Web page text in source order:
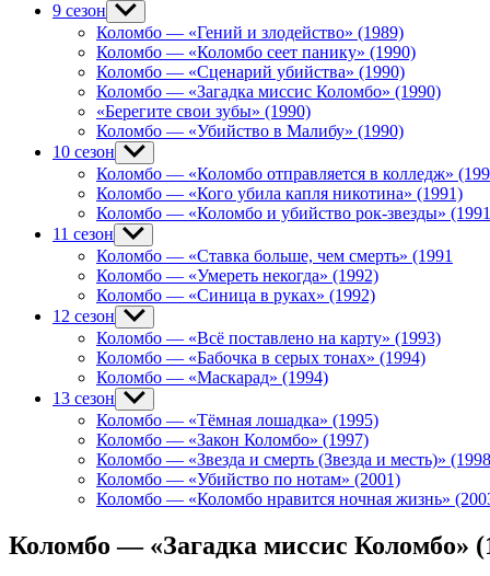
9 сезон Show
sub
menu
Коломбо — «Гений и злодейство» (1989)
Коломбо — «Коломбо сеет панику» (1990)
Коломбо — «Сценарий убийства» (1990)
Коломбо — «Загадка миссис Коломбо» (1990)
«Берегите свои зубы» (1990)
Коломбо — «Убийство в Малибу» (1990)
10 сезон Show
sub
menu
Коломбо — «Коломбо отправляется в колледж»
Коломбо — «Кого убила капля никотина» (1991)
Коломбо — «Коломбо и убийство рок-звезды»
11 сезон Show
sub
menu
Коломбо — «Ставка больше, чем смерть» (1991
Коломбо — «Умереть некогда» (1992)
Коломбо — «Синица в руках» (1992)
12 сезон Show
sub
menu
Коломбо — «Всё поставлено на карту» (1993)
Коломбо — «Бабочка в серых тонах» (1994)
Коломбо — «Маскарад» (1994)
13 сезон Show
sub
menu
Коломбо — «Тёмная лошадка» (1995)
Коломбо — «Закон Коломбо» (1997)
Коломбо — «Звезда и смерть (Звезда и месть)»
Коломбо — «Убийство по нотам» (2001)
Коломбо — «Коломбо нравится ночная жизнь»
Коломбо — «Загадка миссис Коломбо»